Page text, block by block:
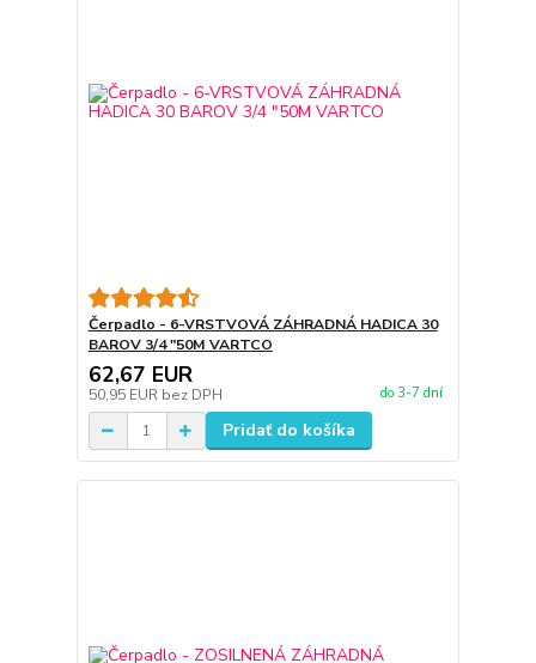
Čerpadlo - 6-VRSTVOVÁ ZÁHRADNÁ HADICA 30
BAROV 3/4 "50M VARTCO
62,67 EUR
50,95 EUR bez DPH do 3-7 dní
Pridať do košíka